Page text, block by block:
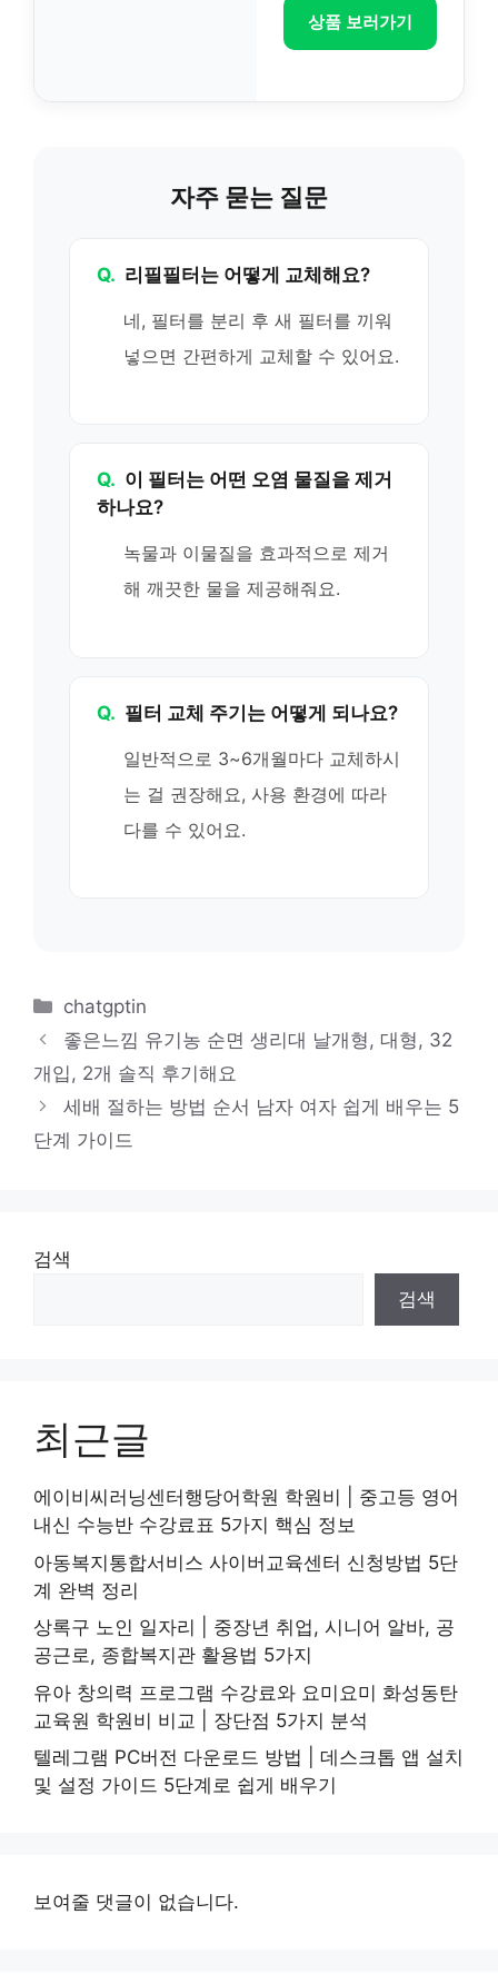
상품 보러가기
자주 묻는 질문
Q. 리필필터는 어떻게 교체해요?
네, 필터를 분리 후 새 필터를 끼워
넣으면 간편하게 교체할 수 있어요.
Q. 이 필터는 어떤 오염 물질을 제거
하나요?
녹물과 이물질을 효과적으로 제거
해 깨끗한 물을 제공해줘요.
Q. 필터 교체 주기는 어떻게 되나요?
일반적으로 3~6개월마다 교체하시
는 걸 권장해요, 사용 환경에 따라
다를 수 있어요.
카
테
리
chatgptin
좋은느낌 유기농 순면 생리대 날개형, 대형, 32
개입, 2개 솔직 후기해요
세배 절하는 방법 순서 남자 여자 쉽게 배우는 5
단계 가이드
검색
검색
최근글
에이비씨러닝센터행당어학원 학원비 | 중고등 영어
내신 수능반 수강료표 5가지 핵심 정보
아동복지통합서비스 사이버교육센터 신청방법 5단
계 완벽 정리
상록구 노인 일자리 | 중장년 취업, 시니어 알바, 공
공근로, 종합복지관 활용법 5가지
유아 창의력 프로그램 수강료와 요미요미 화성동탄
교육원 학원비 비교 | 장단점 5가지 분석
텔레그램 PC버전 다운로드 방법 | 데스크톱 앱 설치
및 설정 가이드 5단계로 쉽게 배우기
보여줄 댓글이 없습니다.